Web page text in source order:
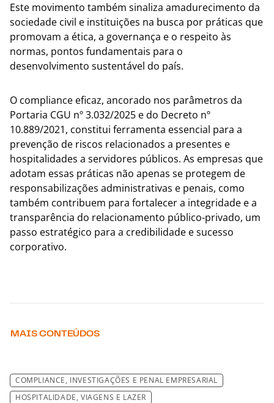
Este movimento também sinaliza amadurecimento da
sociedade civil e instituições na busca por práticas que
promovam a ética, a governança e o respeito às
normas, pontos fundamentais para o
desenvolvimento sustentável do país.
O compliance eficaz, ancorado nos parâmetros da
Portaria CGU nº 3.032/2025 e do Decreto nº
10.889/2021, constitui ferramenta essencial para a
prevenção de riscos relacionados a presentes e
hospitalidades a servidores públicos. As empresas que
adotam essas práticas não apenas se protegem de
responsabilizações administrativas e penais, como
também contribuem para fortalecer a integridade e a
transparência do relacionamento público-privado, um
passo estratégico para a credibilidade e sucesso
corporativo.
MAIS CONTEÚDOS
COMPLIANCE, INVESTIGAÇÕES E PENAL EMPRESARIAL
HOSPITALIDADE, VIAGENS E LAZER